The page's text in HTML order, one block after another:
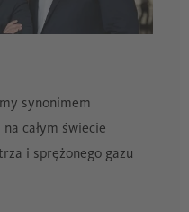
synonimem
całym świecie
i sprężonego gazu